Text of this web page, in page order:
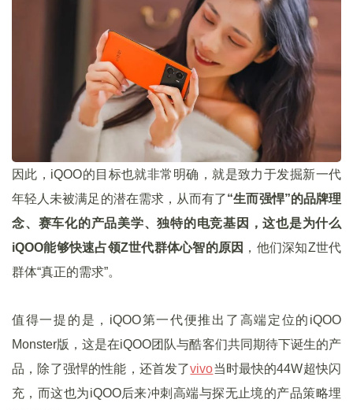
因此，iQOO的目标也就非常明确，就是致力于发掘新一代
年轻人未被满足的潜在需求，从而有了“生而强悍”的品牌理
念、赛车化的产品美学、独特的电竞基因，这也是为什么
iQOO能够快速占领Z世代群体心智的原因 ，他们深知Z世代
群体“真正的需求”。
值得一提的是，iQOO第一代便推出了高端定位的iQOO
Monster版，这是在iQOO团队与酷客们共同期待下诞生的产
品，除了强悍的性能，还首发了vivo当时最快的44W超快闪
充，而这也为iQOO后来冲刺高端与探无止境的产品策略埋